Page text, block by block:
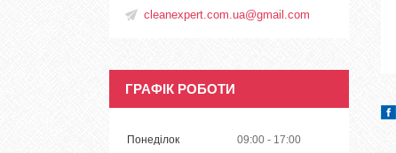
cleanexpert.com.ua@gmail.com
ГРАФІК РОБОТИ
Понеділок 09:00 17:00